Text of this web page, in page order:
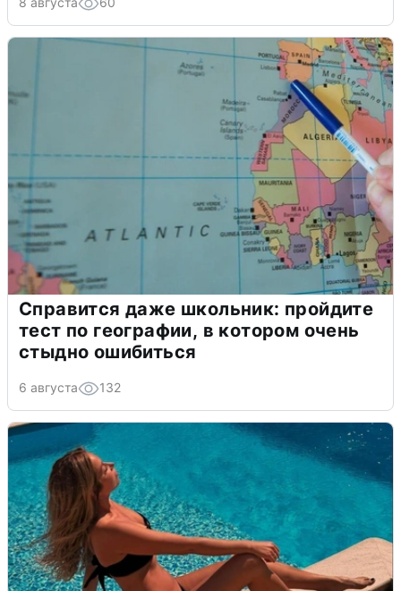
Справится даже школьник: пройдите
тест по географии, в котором очень
стыдно ошибиться
6 августа 132